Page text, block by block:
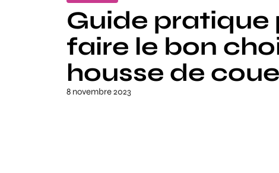
Guide pratique
faire le bon
housse de
8 novembre 2023